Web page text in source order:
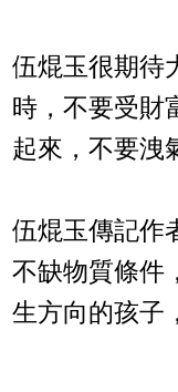
伍焜玉很期待
時，不要受財
起來，不要洩
伍焜玉傳記作
不缺物質條件
生方向的孩子